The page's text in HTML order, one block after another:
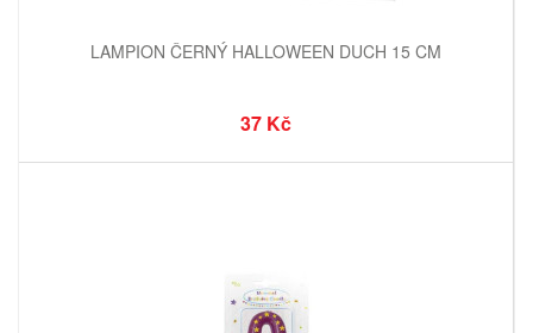
LAMPION ČERNÝ HALLOWEEN DUCH 15 CM
37 Kč